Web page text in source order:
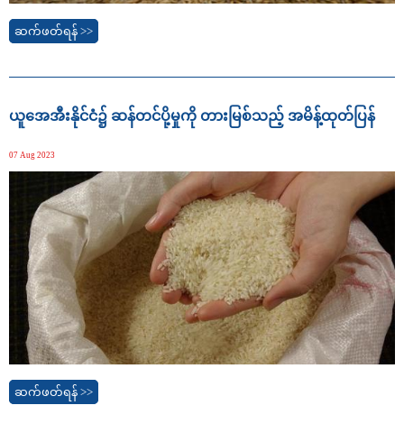
ဆက်ဖတ်ရန် >>
ယူအေအီးနိုင်ငံ၌ ဆန်တင်ပို့မှုကို တားမြစ်သည့် အမိန့်ထုတ်ပြန်
07 Aug 2023
ဆက်ဖတ်ရန် >>